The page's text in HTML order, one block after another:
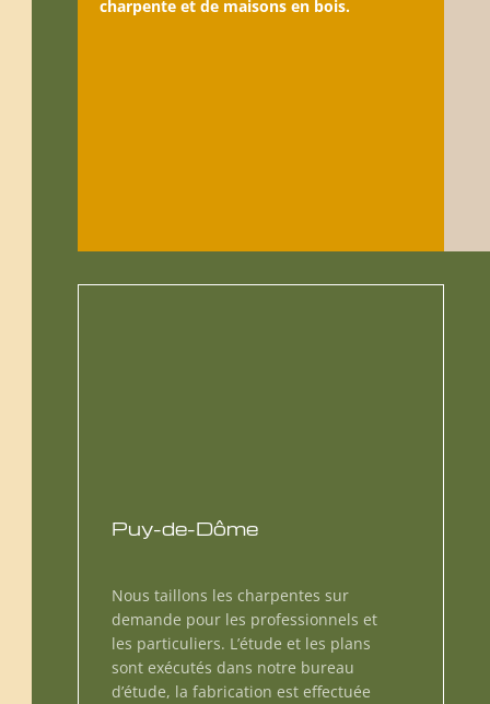
charpente et de maisons en bois.
Puy-de-Dôme
Nous taillons les charpentes sur
demande pour les professionnels et
les particuliers. L’étude et les plans
sont exécutés dans notre bureau
d’étude, la fabrication est effectuée